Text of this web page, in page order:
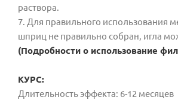
раствора.
7. Для правильного использования
шприц не правильно собран, игла
(Подробности о использование
КУРС:
Длительность эффекта: 6-12 месяцев